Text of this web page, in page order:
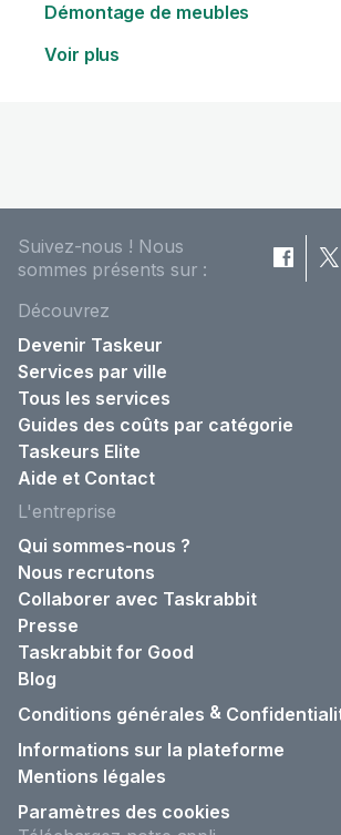
Démontage de meubles
Voir plus
Suivez-nous ! Nous
sommes présents sur :
Découvrez
Devenir Taskeur
Services par ville
Tous les services
Guides des coûts par catégorie
Taskeurs Elite
Aide et Contact
L'entreprise
Qui sommes-nous ?
Nous recrutons
Collaborer avec Taskrabbit
Presse
Taskrabbit for Good
Blog
Conditions générales &
Informations sur la plateforme
Mentions légales
Paramètres des cookies